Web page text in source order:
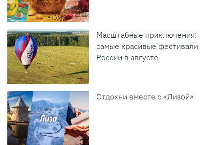
Масштабные приключения:
самые красивые фестивали
России в августе
Отдохни вместе с «Лизой»